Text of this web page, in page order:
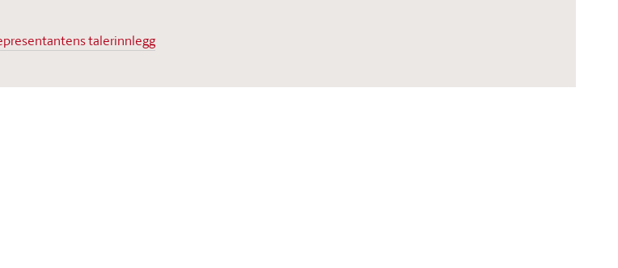
talerinnlegg